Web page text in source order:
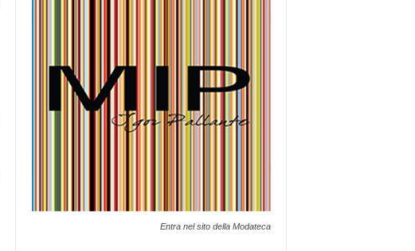
Entra nel sito della Modateca